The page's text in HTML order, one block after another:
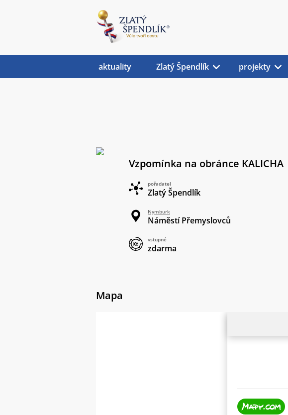
Vzpomínka na obránce KALICHA
pořadatel
Zlatý Špendlík
Nymburk
Náměstí Přemyslovců
vstupné
zdarma
Mapa
aktuality Zlatý Špendlík projekty